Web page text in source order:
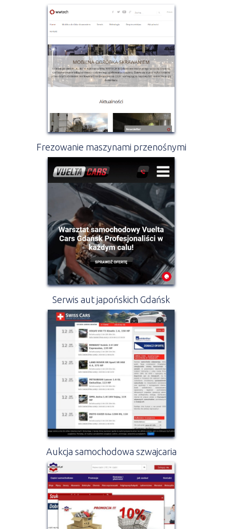
Frezowanie maszynami przenośnymi
Serwis aut japońskich Gdańsk
Aukcja samochodowa szwajcaria